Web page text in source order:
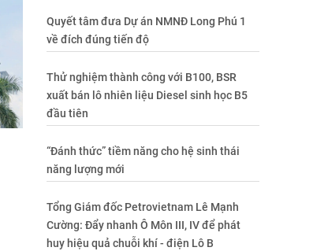
Quyết tâm đưa Dự án NMNĐ Long Phú 1
về đích đúng tiến độ
Thử nghiệm thành công với B100, BSR
xuất bán lô nhiên liệu Diesel sinh học B5
đầu tiên
“Đánh thức” tiềm năng cho hệ sinh thái
năng lượng mới
Tổng Giám đốc Petrovietnam Lê Mạnh
Cường: Đẩy nhanh Ô Môn III, IV để phát
huy hiệu quả chuỗi khí - điện Lô B